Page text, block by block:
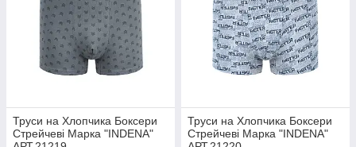
Труси на Хлопчика Боксери
Стрейчеві Марка "INDENA"
Труси на Хлопчика Боксери
Стрейчеві Марка "INDENA"